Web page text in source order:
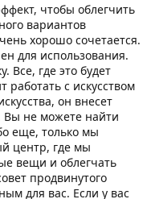
чтобы облегчить
вариантов
хорошо сочетается.
для использования.
Все, где это будет
работать с искусством
он внесет
не можете найти
еще, только мы
центр, где мы
вещи и облегчать
продвинутого
для вас. Если у вас